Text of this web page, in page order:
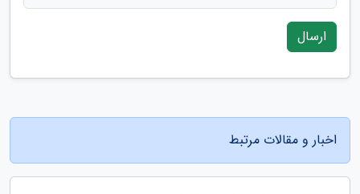
ارسال
اخبار و مقالات مرتبط